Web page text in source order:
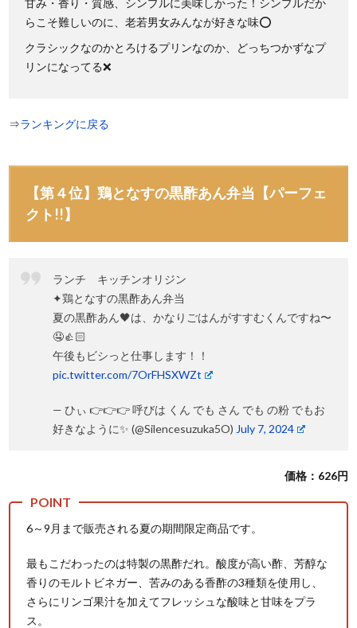
らこそ難しいのに、老若男女みんなが好きな味⭕
クラシックなのかとろけるプリンなのか、どっちつかずなプ
リンになってる❌
⇒ランキングに戻る
【第４位】鶏となすの黒酢あん弁当【パーフェ
クト!!】
ランチ キッチンオリジン
✦鶏となすの黒酢あん弁当
夏の黒酢あん🖤は、かなりごはんがすすむくんですね〜
🤤👍🏻
午後もビシっと仕事します！！
pic.twitter.com/7OrFHSXWZt
— ひぃ 👉👉👉 呼びは くん でも さん でも の粉 でもお
好きなように✨ (@Silencesuzuka5O) July 7, 2024
価格：626円
6～9月まで販売される夏の期間限定商品です。
最もこだわったのは特製の黒酢だれ。酸度が高い酢、芳醇な
香りのモルトビネガー、苦みのある香酢の3種類を使用し、
さらにリンゴ果汁を加えてフレッシュな酸味と甘味をプラ
ス。